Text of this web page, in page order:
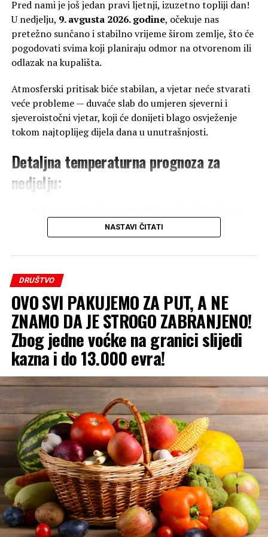
Pred nami je još jedan pravi ljetnji, izuzetno topliji dan!
U nedjelju, 9. avgusta 2026. godine, očekuje nas
pretežno sunčano i stabilno vrijeme širom zemlje, što će
pogodovati svima koji planiraju odmor na otvorenom ili
odlazak na kupališta.
Atmosferski pritisak biće stabilan, a vjetar neće stvarati
veće probleme — duvaće slab do umjeren sjeverni i
sjeveroistočni vjetar, koji će donijeti blago osvježenje
tokom najtoplijeg dijela dana u unutrašnjosti.
Detaljna temperaturna prognoza za
nedjelju:
16 do 22 °C, dok će na jugu zemlje
jutro biti znatno toplije, sa temperaturama oko
26 °C.
Dan:Tokom dana očekuje se brz porast
temperature. Najviša dnevna temperatura zraka
u većini krajeva kretaće se od27 do 33 °C.
Jug zemlje:Na samom jugu očekuje nas pravi
tropski dan, gdje će živa u termometru dostizati i
ekstremnih39 °C!
NASTAVI ČITATI
DRUŠTVO
OVO SVI PAKUJEMO ZA PUT, A NE
ZNAMO DA JE STROGO ZABRANJENO!
Zbog jedne voćke na granici slijedi
kazna i do 13.000 evra!